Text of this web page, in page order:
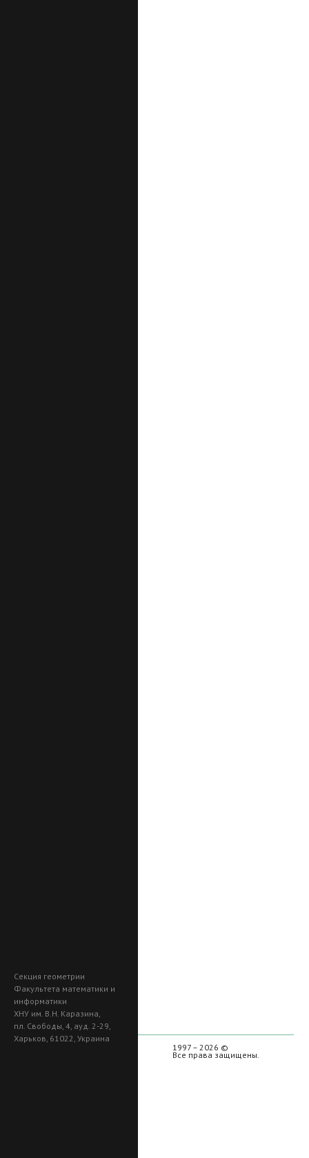
Секция геометрии
Факультета математики и
информатики
ХНУ им. В.Н. Каразина,
пл. Свободы, 4, ауд. 2-29,
Харьков, 61022, Украина
1997 – 2026 ©
Все права защищены.